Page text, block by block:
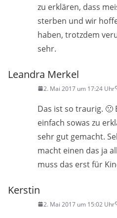
zu erklären, dass
sterben und wir
haben, trotzdem
sehr.
Leandra Merkel
2. Mai 2017 um 17:24 Uhr
Das ist so traurig. 🙁
einfach sowas zu
sehr gut gemacht.
macht einen das ja
muss das erst für
Kerstin
2. Mai 2017 um 15:02 Uhr